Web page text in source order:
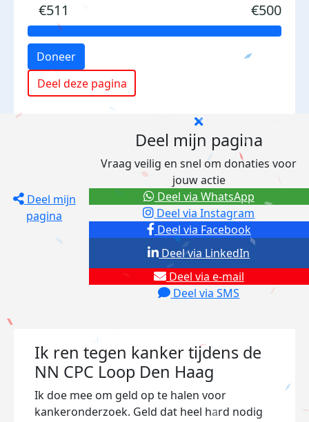
€511 €500
Doneer
Deel deze pagina
Deel mijn
pagina
Deel mijn pagina
Vraag veilig en snel om donaties voor
jouw actie
Deel via Facebook
Deel via Instagram
Deel via e-mail
Deel via SMS
Deel via LinkedIn
Deel via WhatsApp
Ik ren tegen kanker tijdens de
NN CPC Loop Den Haag
Ik doe mee om geld op te halen voor
kankeronderzoek. Geld dat heel hard nodig